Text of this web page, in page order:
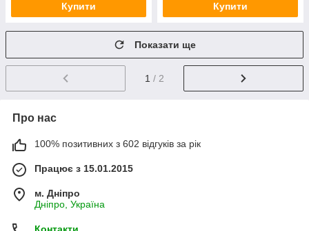
Купити Купити
Показати ще
1 / 2
Про нас
100% позитивних з 602 відгуків за рік
Працює з 15.01.2015
м. Дніпро
Дніпро, Україна